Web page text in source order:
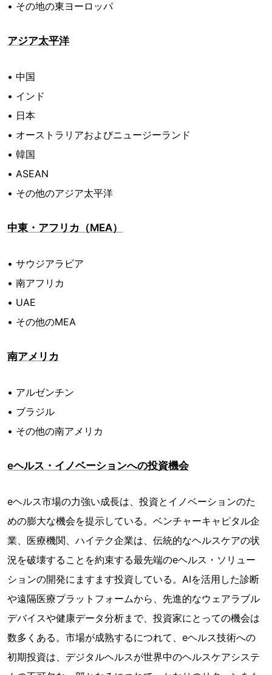
• その地の東ヨーロッパ
アジア太平洋
• 中国
• インド
• 日本
• オーストラリアおよびニュージーランド
• 韓国
• ASEAN
• その他のアジア太平洋
中東・アフリカ（MEA）
• サウジアラビア
• 南アフリカ
• UAE
• その他のMEA
南アメリカ
• アルゼンチン
• ブラジル
• その他の南アメリカ
eヘルス・イノベーションへの投資機会
eヘルス市場の力強い成長は、投資とイノベーションのた
めの膨大な機会を提示している。ベンチャーキャピタル企
業、医療機関、ハイテク企業は、伝統的なヘルスケアの状
況を破壊することを約束する最先端のeヘルス・ソリュー
ションの開発にますます投資している。AIを活用した診断
や遠隔医療プラットフォームから、先進的なウェアラブル
デバイスや健康データ分析まで、投資家にとっての機会は
数多くある。市場が成熟するにつれて、eヘルス技術への
初期投資は、デジタルヘルスが世界中のヘルスケアシステ